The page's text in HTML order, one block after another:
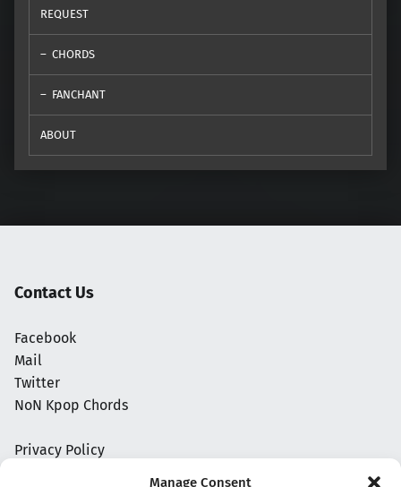
Manage Consent
REQUEST
CHORDS
FANCHANT
ABOUT
Contact Us
Facebook
Mail
Twitter
NoN Kpop Chords
Privacy Policy